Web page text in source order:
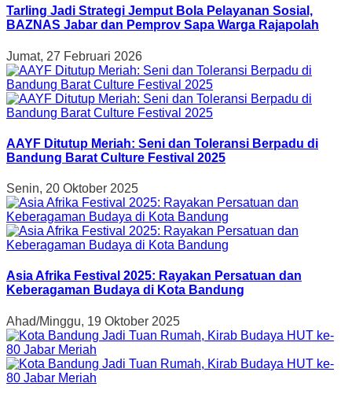
Tarling Jadi Strategi Jemput Bola Pelayanan Sosial,
BAZNAS Jabar dan Pemprov Sapa Warga Rajapolah
Jumat, 27 Februari 2026
AAYF Ditutup Meriah: Seni dan Toleransi Berpadu di
Bandung Barat Culture Festival 2025
Senin, 20 Oktober 2025
Asia Afrika Festival 2025: Rayakan Persatuan dan
Keberagaman Budaya di Kota Bandung
Ahad/Minggu, 19 Oktober 2025